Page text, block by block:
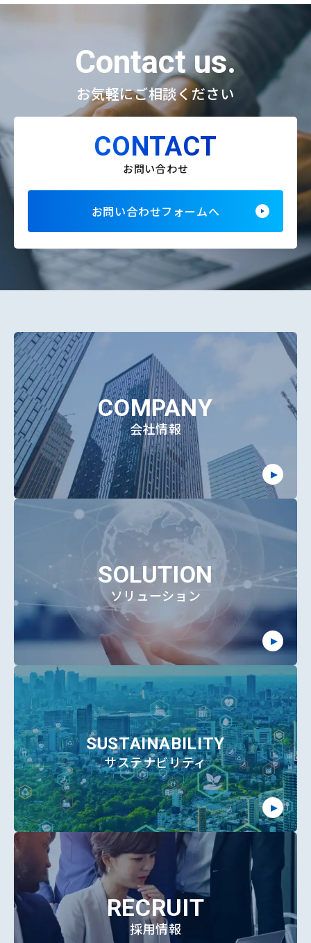
Contact us.
お気軽にご相談ください
CONTACT
お問い合わせ
お問い合わせフォームへ
COMPANY
会社情報
SOLUTION
ソリューション
SUSTAINABILITY
サステナビリティ
RECRUIT
採用情報